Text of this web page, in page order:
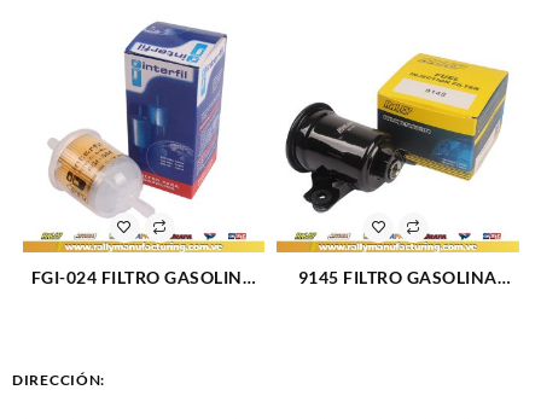
FGI-024 FILTRO GASOLINA
9145 FILTRO GASOLINA
DIRECCIÓN: